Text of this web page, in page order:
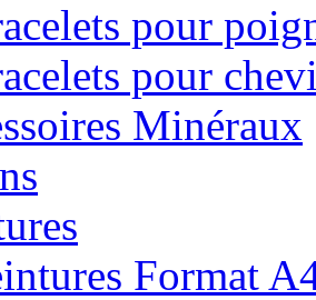
pour
pour
Minéraux
Format